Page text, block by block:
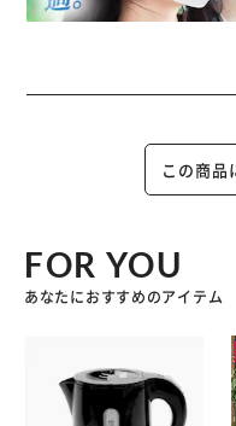
この商品
FOR YOU
あなたにおすすめのアイテム